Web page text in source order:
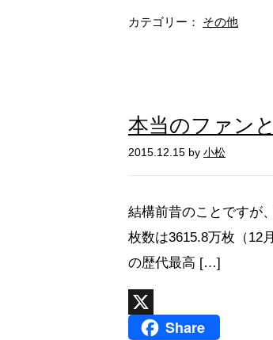
e
カテゴリー： その他
本当のファン
2015.12.15 by 小松
結構前昔のことですが
枚数は3615.8万枚（12
の歴代最高 […]
Share